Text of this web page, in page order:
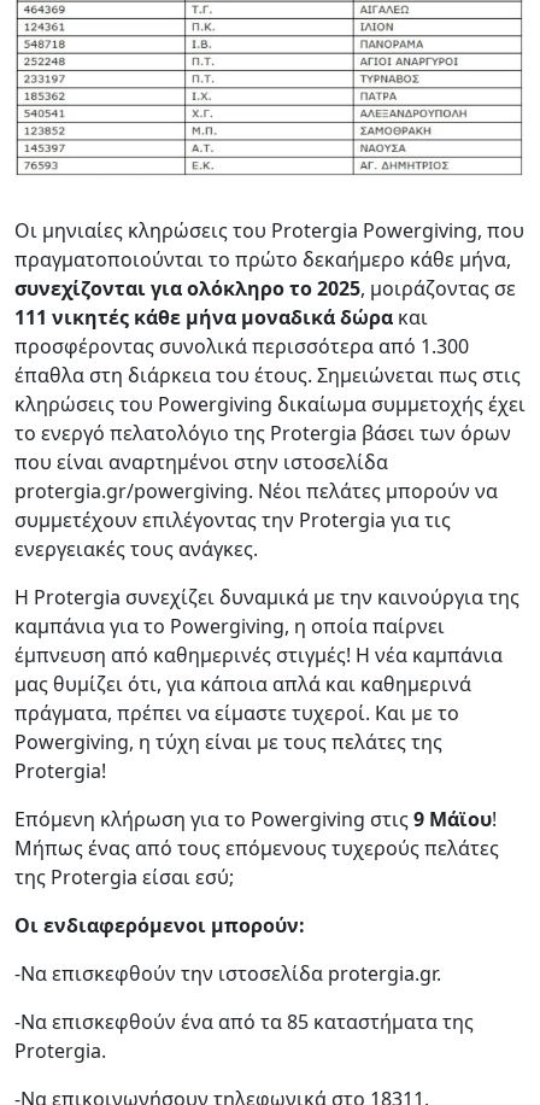
Οι μηνιαίες κληρώσεις του Protergia Powergiving, που
πραγματοποιούνται το πρώτο δεκαήμερο κάθε μήνα,
συνεχίζονται για ολόκληρο το 2025, μοιράζοντας σε
111 νικητές κάθε μήνα μοναδικά δώρα και
προσφέροντας συνολικά περισσότερα από 1.300
έπαθλα στη διάρκεια του έτους. Σημειώνεται πως στις
κληρώσεις του Powergiving δικαίωμα συμμετοχής έχει
το ενεργό πελατολόγιο της Protergia βάσει των όρων
που είναι αναρτημένοι στην ιστοσελίδα
protergia.gr/powergiving. Νέοι πελάτες μπορούν να
συμμετέχουν επιλέγοντας την Protergia για τις
ενεργειακές τους ανάγκες.
Η Protergia συνεχίζει δυναμικά με την καινούργια της
καμπάνια για το Powergiving, η οποία παίρνει
έμπνευση από καθημερινές στιγμές! Η νέα καμπάνια
μας θυμίζει ότι, για κάποια απλά και καθημερινά
πράγματα, πρέπει να είμαστε τυχεροί. Και με το
Powergiving, η τύχη είναι με τους πελάτες της
Protergia!
Επόμενη κλήρωση για το Powergiving στις9 Μάϊου!
Μήπως ένας από τους επόμενους τυχερούς πελάτες
της Protergia είσαι εσύ;
Οι ενδιαφερόμενοι μπορούν:
-Να επισκεφθούν την ιστοσελίδα protergia.gr.
-Να επισκεφθούν ένα από τα 85 καταστήματα της
Protergia.
-Να επικοινωνήσουν τηλεφωνικά στο 18311.